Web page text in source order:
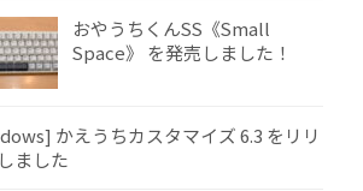
おやうちくんSS《Small
Space》 を発売しました！
かえうちカスタマイズ 6.3 をリリ
ました